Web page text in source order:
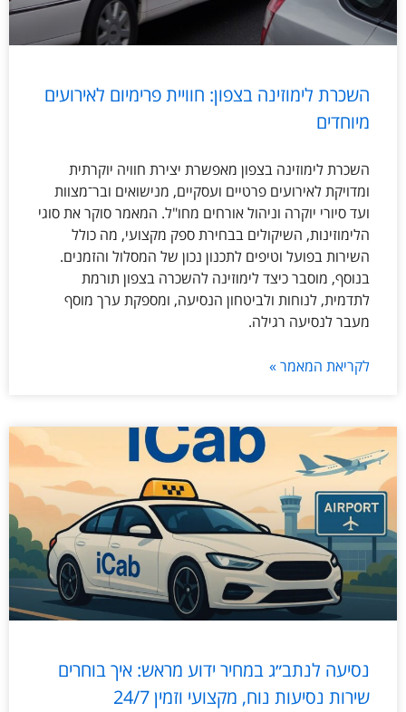
השכרת לימוזינה בצפון: חוויית פרימיום לאירועים
מיוחדים
השכרת לימוזינה בצפון מאפשרת יצירת חוויה יוקרתית
ומדויקת לאירועים פרטיים ועסקיים, מנישואים ובר־מצוות
ועד סיורי יוקרה וניהול אורחים מחו"ל. המאמר סוקר את סוגי
הלימוזינות, השיקולים בבחירת ספק מקצועי, מה כולל
השירות בפועל וטיפים לתכנון נכון של המסלול והזמנים.
בנוסף, מוסבר כיצד לימוזינה להשכרה בצפון תורמת
לתדמית, לנוחות ולביטחון הנסיעה, ומספקת ערך מוסף
מעבר לנסיעה רגילה.
לקריאת המאמר »
נסיעה לנתב״ג במחיר ידוע מראש: איך בוחרים
שירות נסיעות נוח, מקצועי וזמין 24/7